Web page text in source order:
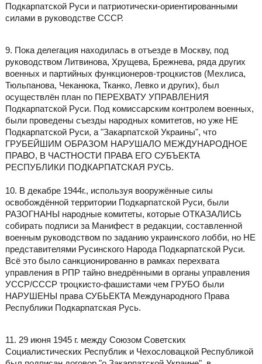
Подкарпатской Руси и патриотически-ориентированными
силами в руководстве СССР.
9. Пока делегация находилась в отъезде в Москву, под
руководством Литвинова, Хрущева, Брежнева, ряда других
военных и партийных функционеров-троцкистов (Мехлиса,
Тюльпанова, Чеканюка, Тканко, Левко и других), был
осуществлён план по ПЕРЕХВАТУ УПРАВЛЕНИЯ
Подкарпатской Руси. Под комиссарским контролем военных,
были проведены съезды народных комитетов, но уже НЕ
Подкарпатской Руси, а "Закарпатской Украины", что
ГРУБЕЙШИМ ОБРАЗОМ НАРУШАЛО МЕЖДУНАРОДНОЕ
ПРАВО, В ЧАСТНОСТИ ПРАВА ЕГО СУБЪЕКТА
РЕСПУБЛИКИ ПОДКАРПАТСКАЯ РУСЬ.
10. В декабре 1944г., используя вооружённые силы
освобождённой территории Подкарпатской Руси, были
РАЗОГНАНЫ народные комитеты, которые ОТКАЗАЛИСЬ
собирать подписи за Манифест в редакции, составленной
военным руководством по заданию украинского лобби, но НЕ
представителями Русинского Народа Подкарпатской Руси.
Всё это было санкционированно в рамках перехвата
управления в РПР тайно внедрёнными в органы управления
УССР/СССР троцкисто-фашистами чем ГРУБО были
НАРУШЕНЫ права СУБЬЕКТА Международного Права
Республики Подкарпатская Русь.
11. 29 июня 1945 г. между Союзом Советских
Социалистических Республик и Чехословацкой Республикой